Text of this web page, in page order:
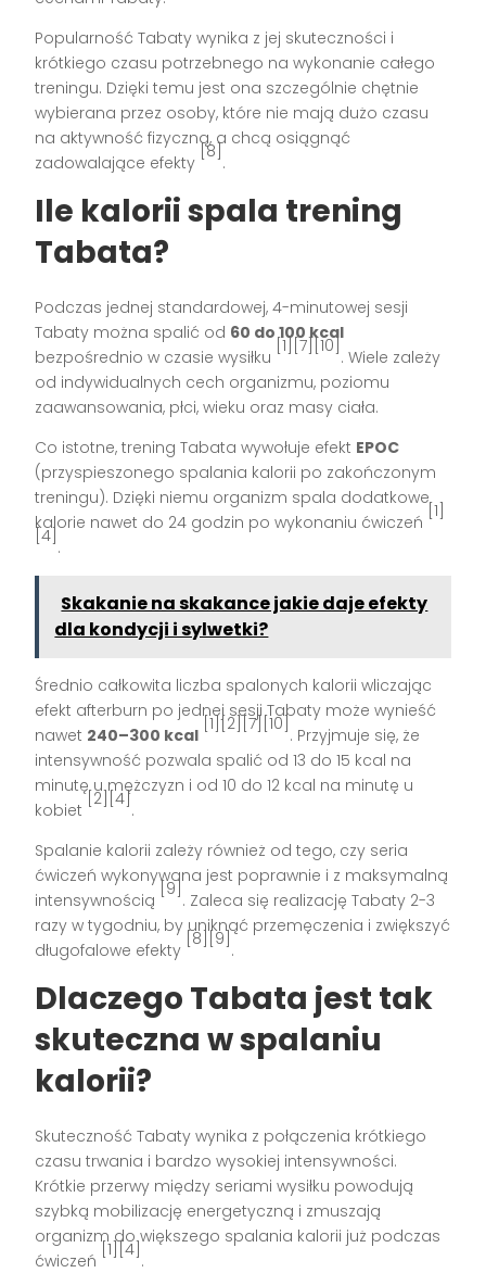
Popularność Tabaty wynika z jej skuteczności i
krótkiego czasu potrzebnego na wykonanie całego
treningu. Dzięki temu jest ona szczególnie chętnie
wybierana przez osoby, które nie mają dużo czasu
na aktywność fizyczną, a chcą osiągnąć
zadowalające efekty
[8]
.
Ile kalorii spala trening
Tabata?
Podczas jednej standardowej, 4-minutowej sesji
Tabaty można spalić od 60 do 100 kcal
bezpośrednio w czasie wysiłku
[1][7][10]
. Wiele zależy
od indywidualnych cech organizmu, poziomu
zaawansowania, płci, wieku oraz masy ciała.
Co istotne, trening Tabata wywołuje efekt EPOC
(przyspieszonego spalania kalorii po zakończonym
treningu). Dzięki niemu organizm spala dodatkowe
kalorie nawet do 24 godzin po wykonaniu ćwiczeń
[1]
[4]
.
Skakanie na skakance jakie daje efekty
dla kondycji i sylwetki?
Średnio całkowita liczba spalonych kalorii wliczając
efekt afterburn po jednej sesji Tabaty może wynieść
nawet 240–300 kcal
[1][2][7][10]
. Przyjmuje się, że
intensywność pozwala spalić od 13 do 15 kcal na
minutę u mężczyzn i od 10 do 12 kcal na minutę u
kobiet
[2][4]
.
Spalanie kalorii zależy również od tego, czy seria
ćwiczeń wykonywana jest poprawnie i z maksymalną
intensywnością
[9]
. Zaleca się realizację Tabaty 2-3
razy w tygodniu, by uniknąć przemęczenia i zwiększyć
długofalowe efekty
[8][9]
.
Dlaczego Tabata jest tak
skuteczna w spalaniu
kalorii?
Skuteczność Tabaty wynika z połączenia krótkiego
czasu trwania i bardzo wysokiej intensywności.
Krótkie przerwy między seriami wysiłku powodują
szybką mobilizację energetyczną i zmuszają
organizm do większego spalania kalorii już podczas
ćwiczeń
[1][4]
.